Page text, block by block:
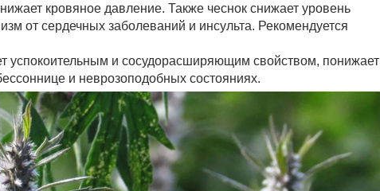
кровяное давление. Также чеснок снижает уровень
от сердечных заболеваний и инсульта. Рекомендуется
успокоительным и сосудорасширяющим свойством, понижает
и неврозоподобных состояниях.